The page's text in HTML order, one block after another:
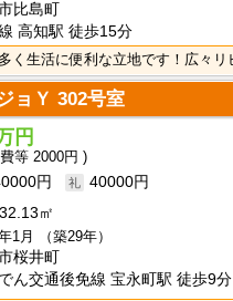
比島町
高知駅 徒歩15分
ョＹ 302号室
円
2000円
円
40000円
32.13㎡
1月
（築29年）
桜井町
ん交通後免線 宝永町駅 徒歩9分